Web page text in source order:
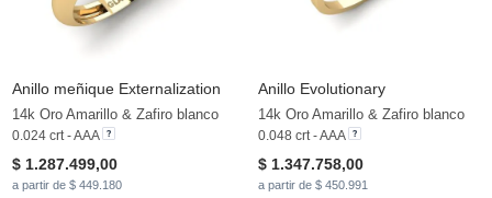
Anillo meñique Externalization
14k Oro Amarillo & Zafiro blanco
0.024 crt - AAA
$ 1.287.499,00
a partir de $ 449.180
Anillo Evolutionary
14k Oro Amarillo & Zafiro blanco
0.048 crt - AAA
$ 1.347.758,00
a partir de $ 450.991